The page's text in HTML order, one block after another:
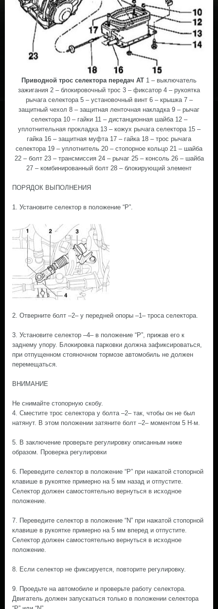
Приводной трос селектора передач АТ 1 – выключатель
зажигания 2 – блокировочный трос 3 – фиксатор 4 – рукоятка
рычага селектора 5 – установочный винт 6 – крышка 7 –
защитный чехол 8 – защитная ленточная накладка 9 – рычаг
селектора 10 – гайки 11 – дистанционная шайба 12 –
уплотнительная прокладка 13 – кожух рычага селектора 15 –
гайка 16 – защитная муфта 17 – гайка 18 – трос рычага
селектора 19 – уплотнитель 20 – стопорное кольцо 21 – шайба
22 – болт 23 – трансмиссия 24 – рычаг 25 – консоль 26 – шайба
27 – комбинированный болт 28 – блокирующий элемент
ПОРЯДОК ВЫПОЛНЕНИЯ
1. Установите селектор в положение “Р”.
2. Отверните болт –2– у передней опоры –1– троса селектора.
3. Установите селектор –4– в положение “Р”, прижав его к
заднему упору. Блокировка парковки должна зафиксироваться,
при отпущенном стояночном тормозе автомобиль не должен
перемещаться.
ВНИМАНИЕ
Не снимайте стопорную скобу.
4. Сместите трос селектора у болта –2– так, чтобы он не был
натянут. В этом положении затяните болт –2– моментом 5 Н·м.
5. В заключение проверьте регулировку описанным ниже
образом. Проверка регулировки
6. Переведите селектор в положение “Р” при нажатой стопорной
клавише в рукоятке примерно на 5 мм назад и отпустите.
Селектор должен самостоятельно вернуться в исходное
положение.
7. Переведите селектор в положение “N” при нажатой стопорной
клавише в рукоятке примерно на 5 мм вперед и отпустите.
Селектор должен самостоятельно вернуться в исходное
положение.
8. Если селектор не фиксируется, повторите регулировку.
9. Проедьте на автомобиле и проверьте работу селектора.
Двигатель должен запускаться только в положении селектора